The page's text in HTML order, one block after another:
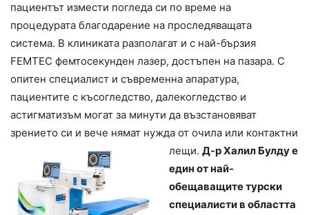
пациентът измести погледа си по време на
процедурата благодарение на проследяващата
система. В клиниката разполагат и с най-бързия
FEMTEC фемтосекунден лазер, достъпен на пазара. С
опитен специалист и съвременна апаратура,
пациентите с късогледство, далекогледство и
астигматизъм могат за минути да възстановяват
зрението си и вече нямат нужда от очила или контактни
лещи. Д-р Халил Булду е
един от най-
обещаващите турски
специалисти в областта